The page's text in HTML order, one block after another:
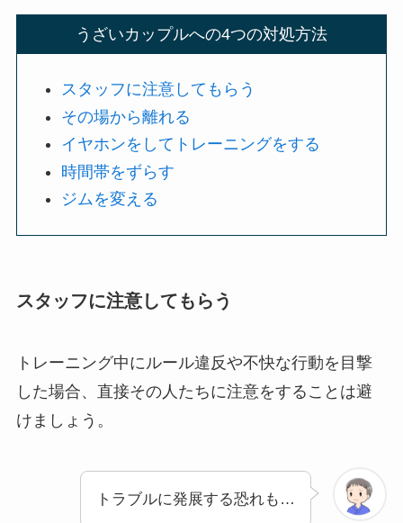
うざいカップルへの4つの対処方法
スタッフに注意してもらう
その場から離れる
イヤホンをしてトレーニングをする
時間帯をずらす
ジムを変える
スタッフに注意してもらう
トレーニング中にルール違反や不快な行動を目撃
した場合、直接その人たちに注意をすることは避
けましょう。
トラブルに発展する恐れも…